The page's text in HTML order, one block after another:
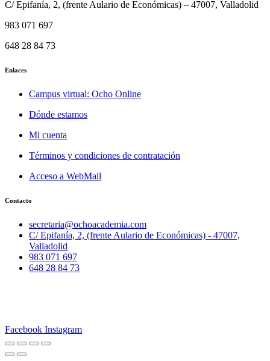
C/ Epifanía, 2, (frente Aulario de Económicas) – 47007, Valladolid
983 071 697
648 28 84 73
Enlaces
Campus virtual: Ocho Online
Dónde estamos
Mi cuenta
Términos y condiciones de contratación
Acceso a WebMail
Contacto
secretaria@ochoacademia.com
C/ Epifanía, 2, (frente Aulario de Económicas) - 47007,
Valladolid
983 071 697
648 28 84 73
Facebook Instagram